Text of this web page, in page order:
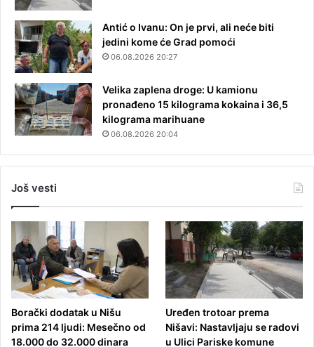
Antić o Ivanu: On je prvi, ali neće biti
jedini kome će Grad pomoći
06.08.2026 20:27
Velika zaplena droge: U kamionu
pronađeno 15 kilograma kokaina i 36,5
kilograma marihuane
06.08.2026 20:04
Još vesti
Borački dodatak u Nišu
prima 214 ljudi: Mesečno od
18.000 do 32.000 dinara
Uređen trotoar prema
Nišavi: Nastavljaju se radovi
u Ulici Pariske komune